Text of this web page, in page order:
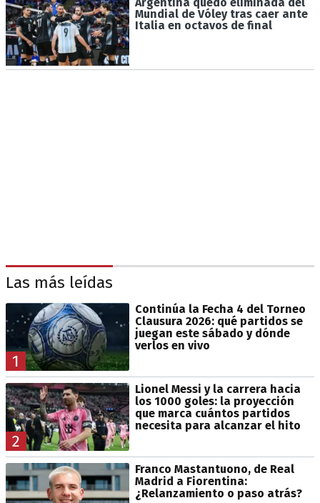
Argentina quedó eliminada del
Mundial de Vóley tras caer ante
Italia en octavos de final
Las más leídas
1
Continúa la Fecha 4 del Torneo
Clausura 2026: qué partidos se
juegan este sábado y dónde
verlos en vivo
2
Lionel Messi y la carrera hacia
los 1000 goles: la proyección
que marca cuántos partidos
necesita para alcanzar el hito
Franco Mastantuono, de Real
Madrid a Fiorentina:
¿Relanzamiento o paso atrás?